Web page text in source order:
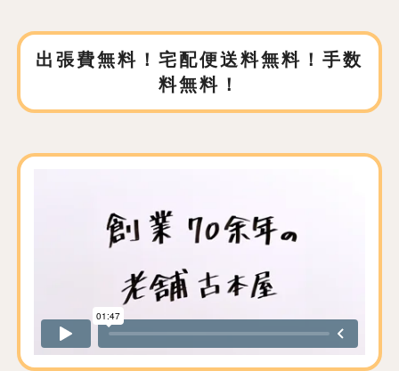
出張費無料！宅配便送料無料！手数
料無料！